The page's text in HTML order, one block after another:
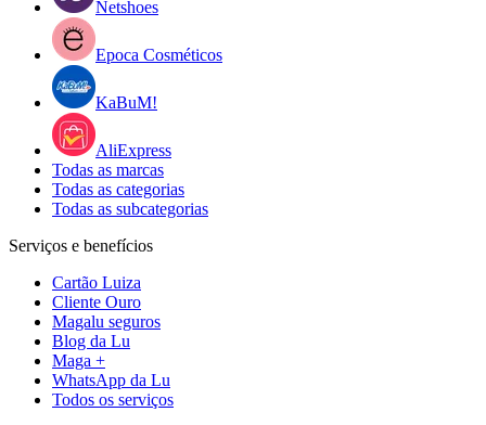
Netshoes
Epoca Cosméticos
KaBuM!
AliExpress
Todas as marcas
Todas as categorias
Todas as subcategorias
Serviços e benefícios
Cartão Luiza
Cliente Ouro
Magalu seguros
Blog da Lu
Maga +
WhatsApp da Lu
Todos os serviços